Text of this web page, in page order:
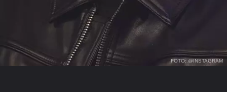
FOTO: @INSTAGRAM